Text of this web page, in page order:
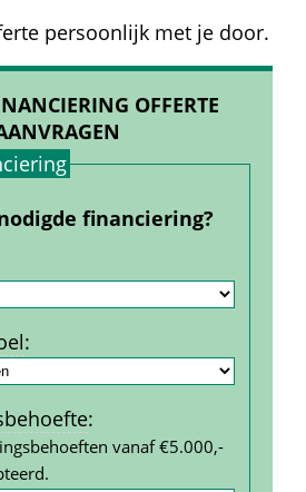
persoonlijk met je door.
OFFERTE
financiering?
:
:
vanaf €5.000,-